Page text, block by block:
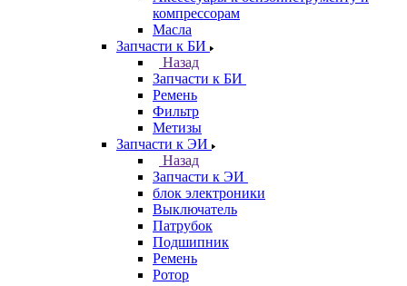
компрессорам
Масла
Запчасти к БИ
Назад
Запчасти к БИ
Ремень
Фильтр
Метизы
Запчасти к ЭИ
Назад
Запчасти к ЭИ
блок электроники
Выключатель
Патрубок
Подшипник
Ремень
Ротор